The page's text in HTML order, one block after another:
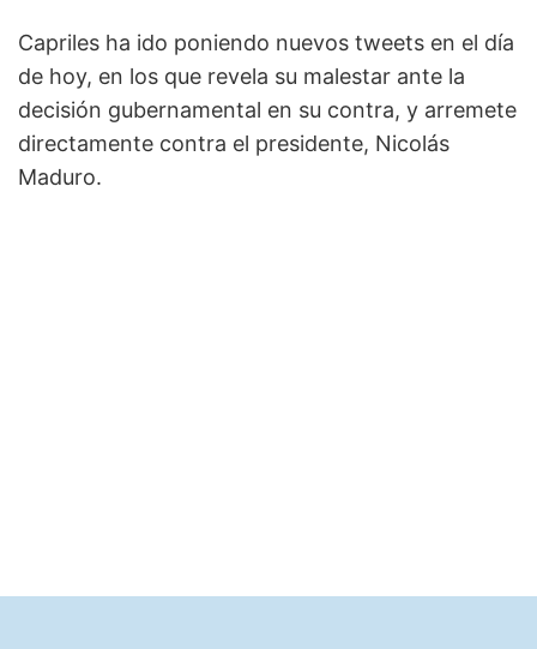
Capriles ha ido poniendo nuevos tweets en el día
de hoy, en los que revela su malestar ante la
decisión gubernamental en su contra, y arremete
directamente contra el presidente, Nicolás
Maduro.